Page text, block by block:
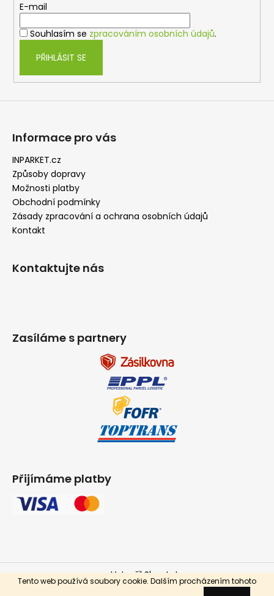
Tento web používá soubory cookie. Dalším procházením tohoto
E-mail
Souhlasím se zpracováním osobních údajů.
PŘIHLÁSIT SE
Informace pro vás
INPARKET.cz
Způsoby dopravy
Možnosti platby
Obchodní podmínky
Zásady zpracování a ochrana osobních údajů
Kontakt
Kontaktujte nás
Zasíláme s partnery
Přijímáme platby
Vytvořil Shoptet